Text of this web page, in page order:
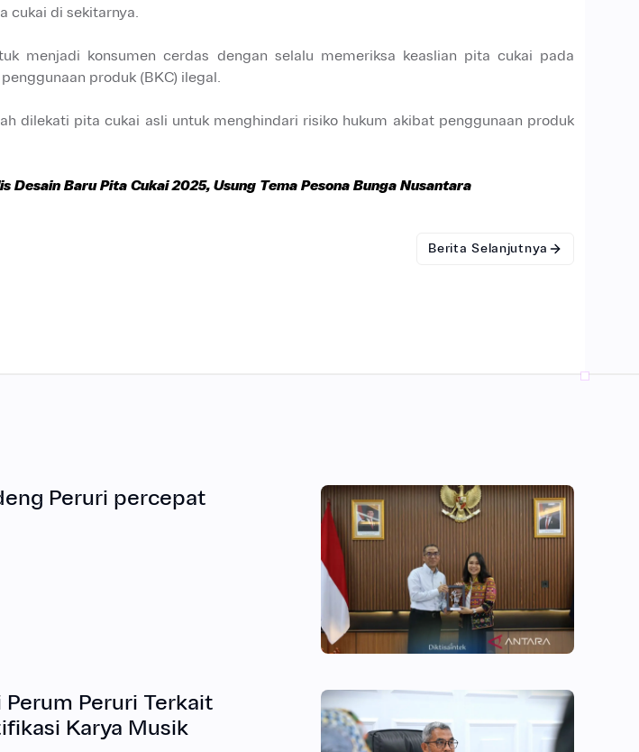
cukai di sekitarnya.
menjadi konsumen cerdas dengan selalu memeriksa keaslian pita cukai pada
produk (BKC) ilegal.
dilekati pita cukai asli untuk menghindari risiko hukum akibat penggunaan produk
Desain Baru Pita Cukai 2025, Usung Tema Pesona Bunga Nusantara
Berita Selanjutnya
Peruri percepat
Peruri Terkait
Karya Musik